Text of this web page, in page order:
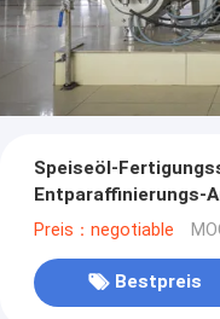
Speiseöl-
Entparaffinierungs-
Preis：negotiable
Bestpreis